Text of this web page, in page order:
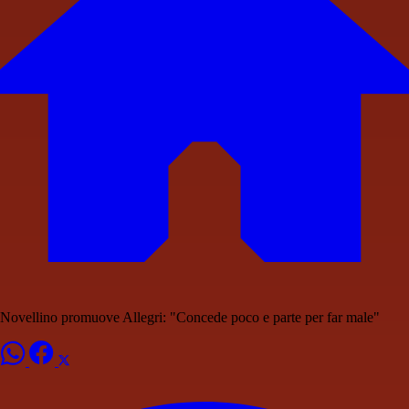
Novellino promuove Allegri: "Concede poco e parte per far male"